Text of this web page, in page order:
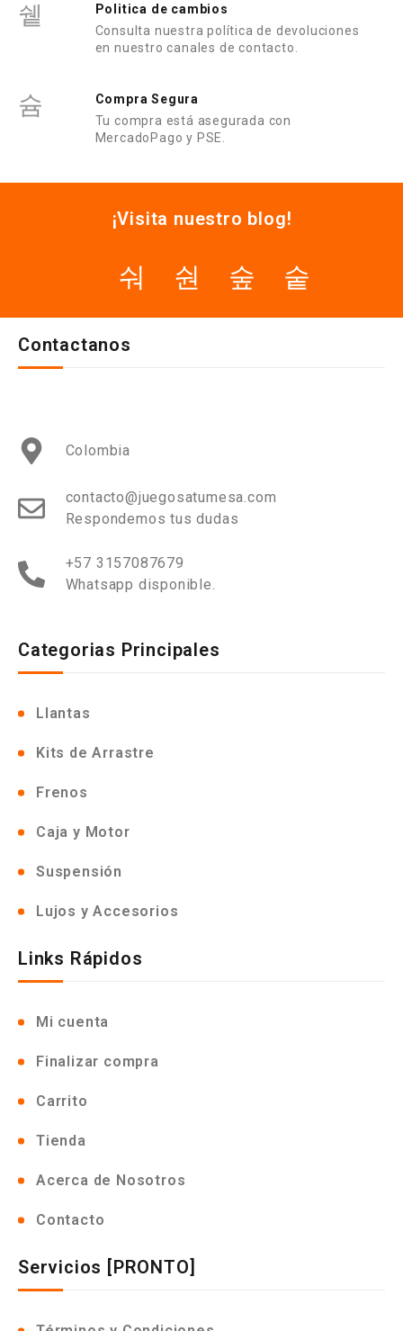
Politica de cambios
Consulta nuestra política de devoluciones
en nuestro canales de contacto.
Compra Segura
Tu compra está asegurada con
MercadoPago y PSE.
¡Visita nuestro blog!
Contactanos
Colombia
contacto@juegosatumesa.com
Respondemos tus dudas
+57 3157087679
Whatsapp disponible.
Categorias Principales
Llantas
Kits de Arrastre
Frenos
Caja y Motor
Suspensión
Lujos y Accesorios
Links Rápidos
Mi cuenta
Finalizar compra
Carrito
Tienda
Acerca de Nosotros
Contacto
Servicios [PRONTO]